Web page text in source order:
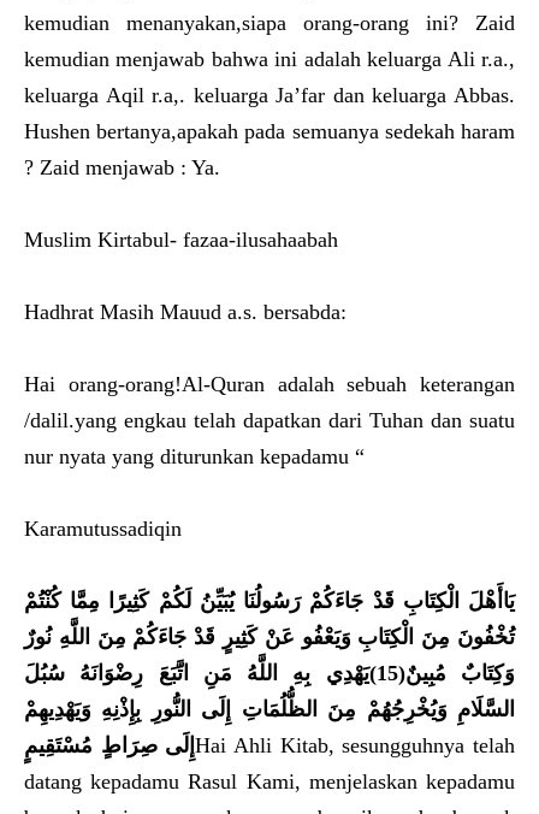
kemudian menanyakan,siapa orang-orang ini? Zaid
kemudian menjawab bahwa ini adalah keluarga Ali r.a.,
keluarga Aqil r.a,. keluarga Ja’far dan keluarga Abbas.
Hushen bertanya,apakah pada semuanya sedekah haram
? Zaid menjawab : Ya.
Muslim Kirtabul- fazaa-ilusahaabah
Hadhrat Masih Mauud a.s. bersabda:
Hai orang-orang!Al-Quran adalah sebuah keterangan
/dalil.yang engkau telah dapatkan dari Tuhan dan suatu
nur nyata yang diturunkan kepadamu “
Karamutussadiqin
يَاأَهْلَ الْكِتَابِ قَدْ جَاءَكُمْ رَسُولُنَا يُبَيِّنُ لَكُمْ كَثِيرًا مِمَّا كُنْتُمْ
تُخْفُونَ مِنَ الْكِتَابِ وَيَعْفُو عَنْ كَثِيرٍ قَدْ جَاءَكُمْ مِنَ اللَّهِ نُورٌ
وَكِتَابٌ مُبِينٌ(15)يَهْدِي بِهِ اللَّهُ مَنِ اتَّبَعَ رِضْوَانَهُ سُبُلَ
السَّلَامِ وَيُخْرِجُهُمْ مِنَ الظُّلُمَاتِ إِلَى النُّورِ بِإِذْنِهِ وَيَهْدِيهِمْ
إِلَى صِرَاطٍ مُسْتَقِيمٍHai Ahli Kitab, sesungguhnya telah
datang kepadamu Rasul Kami, menjelaskan kepadamu